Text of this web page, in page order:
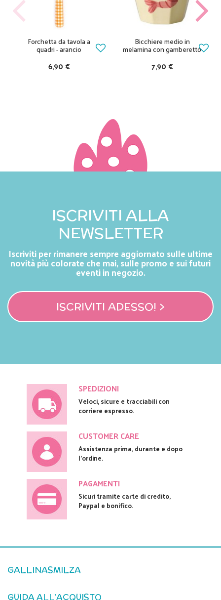
Forchetta da tavola a
quadri - arancio
6,90 €
Bicchiere medio in
melamina con gamberetto
7,90 €
ISCRIVITI ALLA
NEWSLETTER
Iscriviti per rimanere sempre aggiornato sulle ultime
novità più colorate che mai, sulle promo e sui futuri
eventi in negozio.
ISCRIVITI ADESSO! >
SPEDIZIONI
Veloci, sicure e tracciabili con
corriere espresso.
CUSTOMER CARE
Assistenza prima, durante e dopo
l'ordine.
PAGAMENTI
Sicuri tramite carte di credito,
Paypal e bonifico.
GALLINASMILZA
GUIDA ALL'ACQUISTO